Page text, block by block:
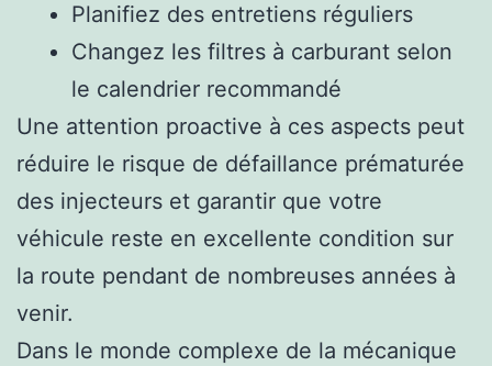
Planifiez des entretiens réguliers
Changez les filtres à carburant selon
le calendrier recommandé
Une attention proactive à ces aspects peut
réduire le risque de défaillance prématurée
des injecteurs et garantir que votre
véhicule reste en excellente condition sur
la route pendant de nombreuses années à
venir.
Dans le monde complexe de la mécanique